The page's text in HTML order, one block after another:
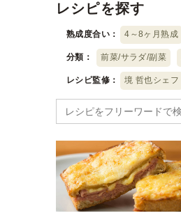
レシピを探す
熟成度合い： 4～8ヶ月熟成
分類： 前菜/サラダ/副菜
レシピ監修： 境 哲也シェフ
Search
for: